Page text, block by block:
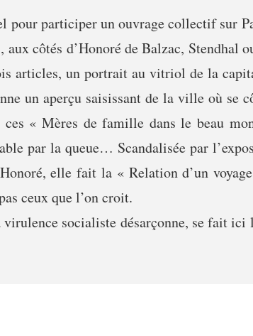
pour participer un ouvrage collectif sur
côtés d’Honoré de Balzac, Stendhal
articles, un portrait au vitriol de la
un aperçu saisissant de la ville où se
« Mères de famille dans le beau
par la queue… Scandalisée par
elle fait la « Relation d’un
ceux que l’on croit.
socialiste désarçonne, se fait ici